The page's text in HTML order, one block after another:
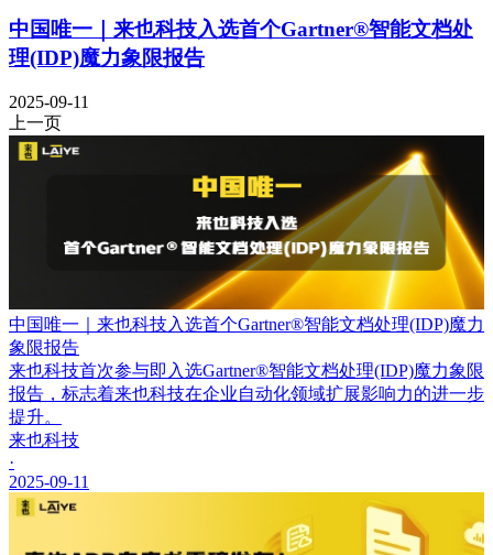
中国唯一｜来也科技入选首个Gartner®智能文档处
理(IDP)魔力象限报告
2025-09-11
上一页
中国唯一｜来也科技入选首个Gartner®智能文档处理(IDP)魔力
象限报告
来也科技首次参与即入选Gartner®智能文档处理(IDP)魔力象限
报告，标志着来也科技在企业自动化领域扩展影响力的进一步
提升。
来也科技
·
2025-09-11